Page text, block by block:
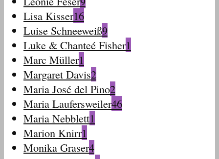
Lisa Kisser16
Luise Schneeweiß9
Luke & Chanteé Fisher1
Marc Müller1
Margaret Davis2
Maria José del Pino2
Maria Laufersweiler46
Maria Nebblett1
Marion Knirr1
Monika Graser4